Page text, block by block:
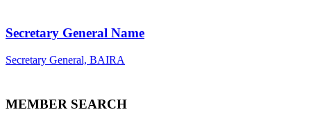
Secretary General Name
Secretary General, BAIRA
MEMBER SEARCH